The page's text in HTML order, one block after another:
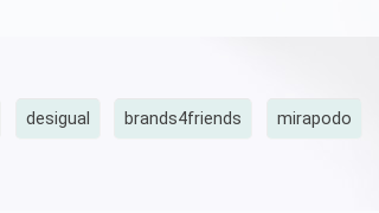
desigual brands4friends mirapodo